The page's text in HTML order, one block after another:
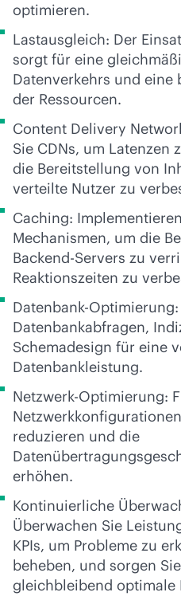
optimieren.
Lastausgleich: Der
sorgt für eine
Datenverkehrs und eine
der Ressourcen.
Content Delivery
Sie CDNs, um Latenzen
die Bereitstellung von
verteilte Nutzer zu
Caching:
Mechanismen, um die
Backend-Servers zu
Reaktionszeiten zu
Datenbank-
Datenbankabfragen,
Schemadesign für eine
Datenbankleistung.
Netzwerk-Optimierung:
reduzieren und die
erhöhen.
Kontinuierliche
Überwachen Sie
KPIs, um Probleme zu
beheben, und sorgen
gleichbleibend optimale